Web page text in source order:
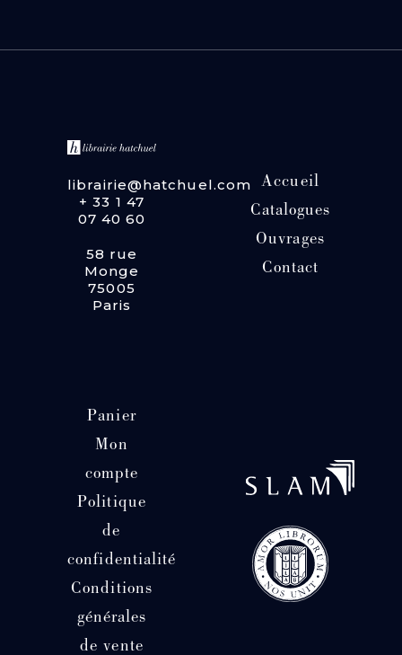
librairie@hatchuel.com
+ 33 1 47
07 40 60
58 rue
Monge
75005
Paris
Accueil
Catalogues
Ouvrages
Contact
Panier
Mon
compte
Politique
de
confidentialité
Conditions
générales
de vente